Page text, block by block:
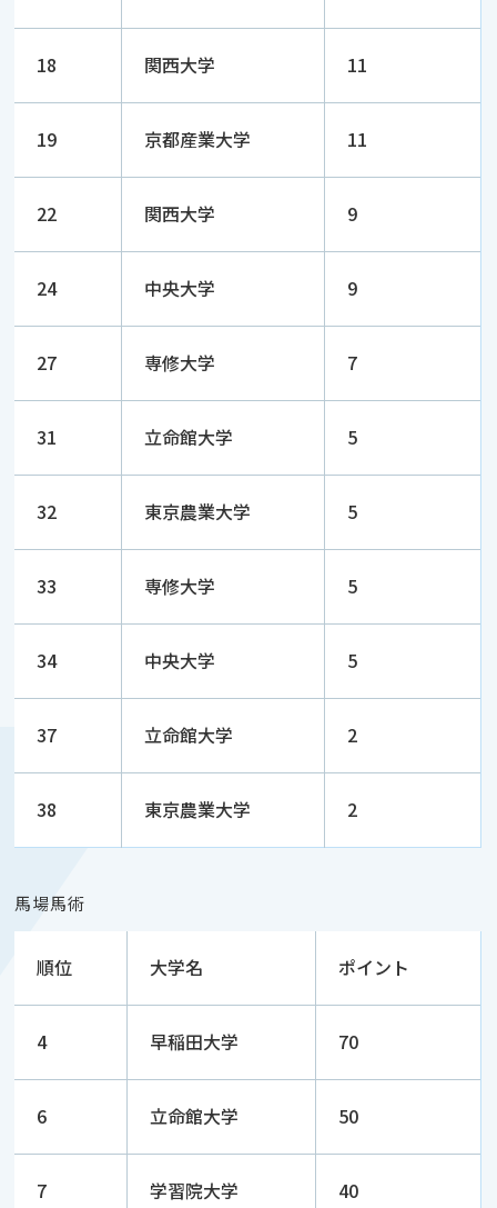
18 関西大学 11
19 京都産業大学 11
22 関西大学 9
24 中央大学 9
27 専修大学 7
31 立命館大学 5
32 東京農業大学 5
33 専修大学 5
34 中央大学 5
37 立命館大学 2
38 東京農業大学 2
馬場馬術
順位 大学名 ポイント
4 早稲田大学 70
6 立命館大学 50
7 学習院大学 40